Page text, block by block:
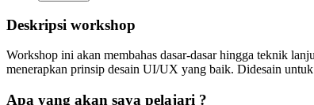
Deskripsi workshop
Workshop ini akan membahas dasar-dasar hingga teknik
menerapkan prinsip desain UI/UX yang baik. Didesain
Apa yang akan saya pelajari ?